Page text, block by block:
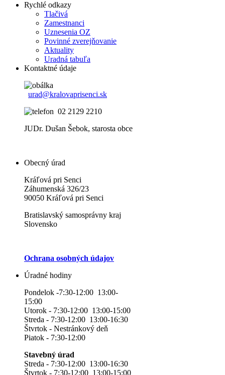
Rychlé odkazy
Tlačivá
Zamestnanci
Uznesenia OZ
Povinné zverejňovanie
Aktuality
Uradná tabuľa
Kontaktné údaje
urad@kralovaprisenci.sk
02 2129 2210
JUDr. Dušan Šebok, starosta obce
Obecný úrad
Kráľová pri Senci
Záhumenská 326/23
90050 Kráľová pri Senci
Bratislavský samosprávny kraj
Slovensko
Ochrana osobných údajov
Úradné hodiny
Pondelok -7:30-12:00 13:00-
15:00
Utorok - 7:30-12:00 13:00-15:00
Streda - 7:30-12:00 13:00-16:30
Štvrtok - Nestránkový deň
Piatok - 7:30-12:00
Stavebný úrad
Streda - 7:30-12:00 13:00-16:30
Štvrtok - 7:30-12:00 13:00-15:00